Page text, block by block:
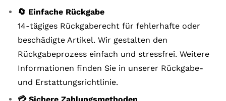
🔄 Einfache Rückgabe
14-tägiges Rückgaberecht für fehlerhafte oder
beschädigte Artikel. Wir gestalten den
Rückgabeprozess einfach und stressfrei. Weitere
Informationen finden Sie in unserer Rückgabe-
und Erstattungsrichtlinie.
💳 Sichere Zahlungsmethoden